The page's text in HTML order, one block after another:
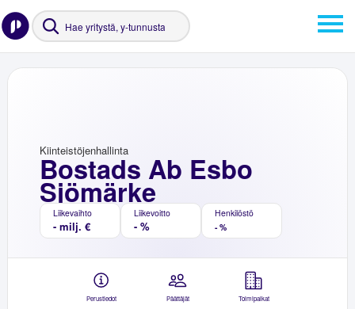
Bostads Ab Esbo
Sjömärke
Kiinteistöjenhallinta
Liikevaihto
- milj. €
Liikevoitto
- %
Henkilöstö
- %
Perustiedot Päättäjät Toimipaikat